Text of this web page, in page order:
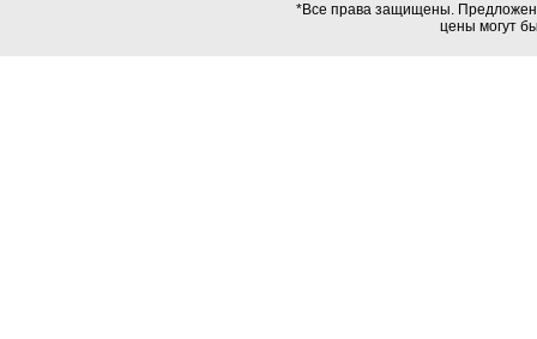
*Все права защищены.
цены могут